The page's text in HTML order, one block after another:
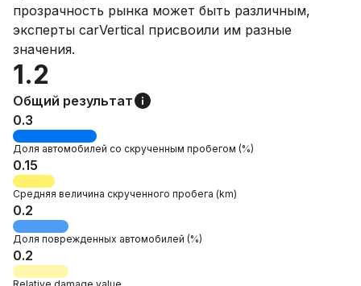
прозрачность рынка может быть различным,
эксперты carVertical присвоили им разные
значения.
1.2
Общий результат
0.3
Доля автомобилей со скрученным пробегом (%)
0.15
Средняя величина скрученного пробега (km)
0.2
Доля поврежденных автомобилей (%)
0.2